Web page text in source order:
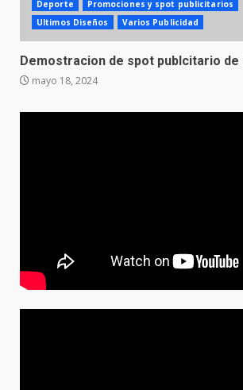
Deporte
Promociones y spot publicitarios
Ultimos Diseños
Varios Publicidad
Demostracion de spot publcitario de
mayo 18, 2024